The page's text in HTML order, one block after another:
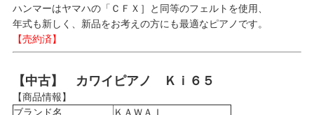
ハンマーはヤマハの「ＣＦＸ］と同等のフェルトを使用、
年式も新しく、新品をお考えの方にも最適なピアノです。
【売約済】
【中古】 カワイピアノ Ｋｉ６５
【商品情報】
ブランド名
ＫＡＷＡＩ